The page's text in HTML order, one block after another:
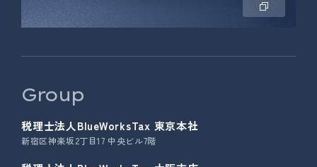
Group
税理士法人BlueWorksTax 東京本社
新宿区神楽坂2丁目17 中央ビル7階